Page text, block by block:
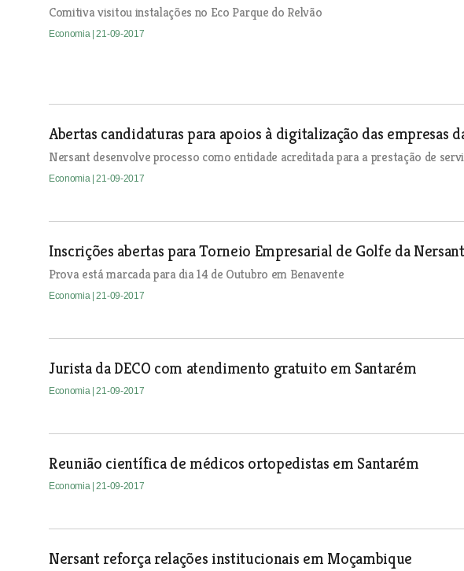
Comitiva visitou instalações no Eco Parque do Relvão
Economia | 21-09-2017
Abertas candidaturas para apoios à digitalização das empresas
Nersant desenvolve processo como entidade acreditada para a prestação de
Economia | 21-09-2017
Inscrições abertas para Torneio Empresarial de Golfe da Nersant
Prova está marcada para dia 14 de Outubro em Benavente
Economia | 21-09-2017
Jurista da DECO com atendimento gratuito em Santarém
Economia | 21-09-2017
Reunião científica de médicos ortopedistas em Santarém
Economia | 21-09-2017
Nersant reforça relações institucionais em Moçambique